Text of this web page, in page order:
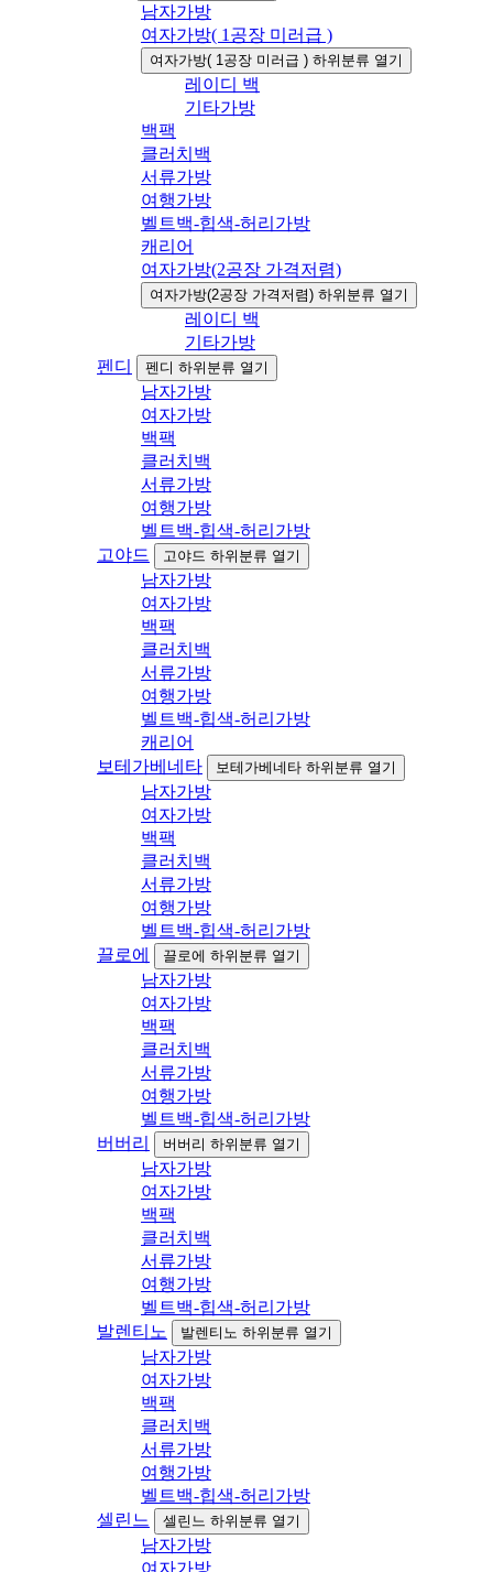
남자가방
여자가방( 1공장 미러급 )
여자가방( 1공장 미러급 ) 하위분류 열기
레이디 백
기타가방
백팩
클러치백
서류가방
여행가방
벨트백-힙색-허리가방
캐리어
여자가방(2공장 가격저렴)
여자가방(2공장 가격저렴) 하위분류 열기
레이디 백
기타가방
펜디
펜디 하위분류 열기
남자가방
여자가방
백팩
클러치백
서류가방
여행가방
벨트백-힙색-허리가방
고야드
고야드 하위분류 열기
남자가방
여자가방
백팩
클러치백
서류가방
여행가방
벨트백-힙색-허리가방
캐리어
보테가베네타
보테가베네타 하위분류 열기
남자가방
여자가방
백팩
클러치백
서류가방
여행가방
벨트백-힙색-허리가방
끌로에
끌로에 하위분류 열기
남자가방
여자가방
백팩
클러치백
서류가방
여행가방
벨트백-힙색-허리가방
버버리
버버리 하위분류 열기
남자가방
여자가방
백팩
클러치백
서류가방
여행가방
벨트백-힙색-허리가방
발렌티노
발렌티노 하위분류 열기
남자가방
여자가방
백팩
클러치백
서류가방
여행가방
벨트백-힙색-허리가방
셀린느
셀린느 하위분류 열기
남자가방